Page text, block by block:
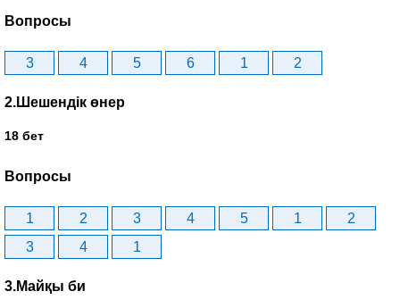
Вопросы
3 4 5 6 1 2
2.Шешендік өнер
18 бет
Вопросы
1 2 3 4 5 1
2
3
4 1
3.Майқы би